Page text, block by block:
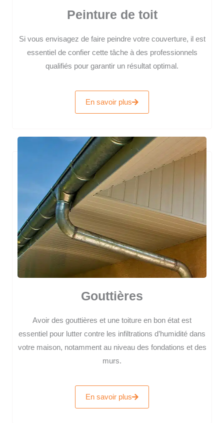
Peinture de toit
Si vous envisagez de faire peindre votre couverture, il est
essentiel de confier cette tâche à des professionnels
qualifiés pour garantir un résultat optimal.
En savoir plus
Gouttières
Avoir des gouttières et une toiture en bon état est
essentiel pour lutter contre les infiltrations d’humidité dans
votre maison, notamment au niveau des fondations et des
murs.
En savoir plus